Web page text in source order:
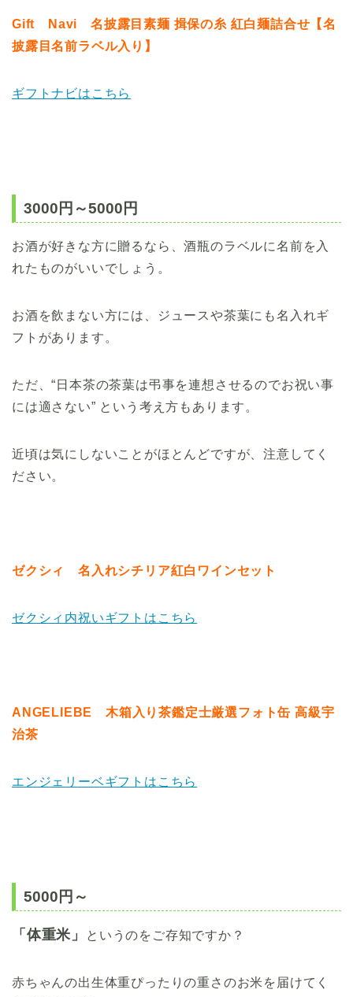
Gift Navi 名披露目素麺 揖保の糸 紅白麺詰合せ【名
披露目名前ラベル入り】
ギフトナビはこちら
3000円～5000円
お酒が好きな方に贈るなら、酒瓶のラベルに名前を入
れたものがいいでしょう。
お酒を飲まない方には、ジュースや茶葉にも名入れギ
フトがあります。
ただ、“日本茶の茶葉は弔事を連想させるのでお祝い事
には適さない” という考え方もあります。
近頃は気にしないことがほとんどですが、注意してく
ださい。
ゼクシィ 名入れシチリア紅白ワインセット
ゼクシィ内祝いギフトはこちら
ANGELIEBE 木箱入り茶鑑定士厳選フォト缶 高級宇
治茶
エンジェリーベギフトはこちら
5000円～
「体重米」 というのをご存知ですか？
赤ちゃんの出生体重ぴったりの重さのお米を届けてく